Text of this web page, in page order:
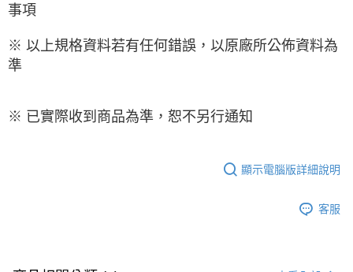
事項
※ 以上規格資料若有任何錯誤，以原廠所公佈資料為
準
※ 已實際收到商品為準，恕不另行通知
顯示電腦版詳細說明
客服